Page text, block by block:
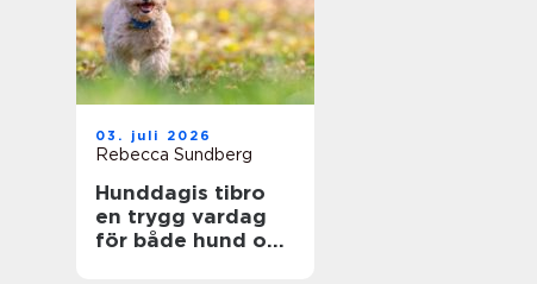
03. juli 2026
Rebecca Sundberg
Hunddagis tibro
en trygg vardag
för både hund och